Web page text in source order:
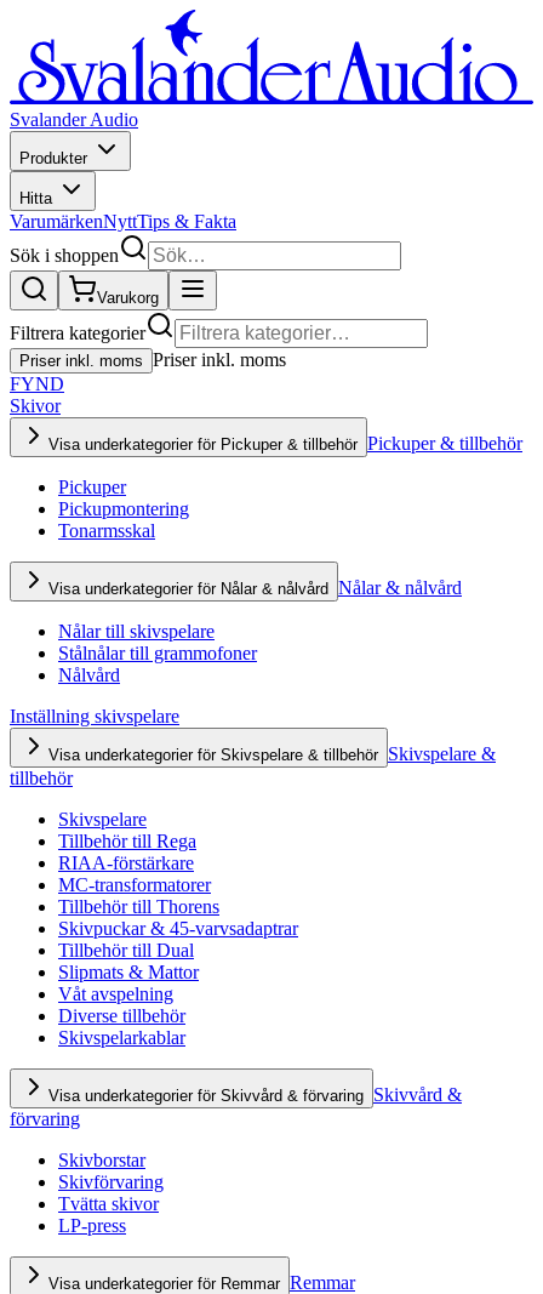
Svalander Audio
Produkter
Hitta
VarumärkenNyttTips & Fakta
Sök i shoppen
Varukorg
Filtrera kategorier
Priser inkl. moms Priser inkl. moms
FYND
Skivor
Visa underkategorier för Pickuper & tillbehör Pickuper & tillbehör
Pickuper
Pickupmontering
Tonarmsskal
Visa underkategorier för Nålar & nålvård Nålar & nålvård
Nålar till skivspelare
Stålnålar till grammofoner
Nålvård
Inställning skivspelare
Visa underkategorier för Skivspelare & tillbehör Skivspelare &
tillbehör
Skivspelare
Tillbehör till Rega
RIAA-förstärkare
MC-transformatorer
Tillbehör till Thorens
Skivpuckar & 45-varvsadaptrar
Tillbehör till Dual
Slipmats & Mattor
Våt avspelning
Diverse tillbehör
Skivspelarkablar
Visa underkategorier för Skivvård & förvaring Skivvård &
förvaring
Skivborstar
Skivförvaring
Tvätta skivor
LP-press
Visa underkategorier för Remmar Remmar